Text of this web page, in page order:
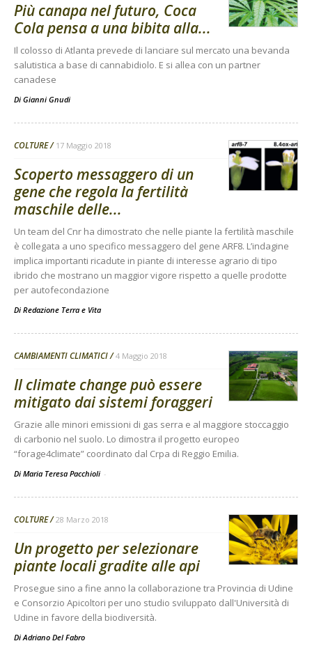
Più canapa nel futuro, Coca
Cola pensa a una bibita alla...
Il colosso di Atlanta prevede di lanciare sul mercato una bevanda
salutistica a base di cannabidiolo. E si allea con un partner
canadese
Di Gianni Gnudi
COLTURE 17 Maggio 2018
Scoperto messaggero di un
gene che regola la fertilità
maschile delle...
Un team del Cnr ha dimostrato che nelle piante la fertilità maschile
è collegata a uno specifico messaggero del gene ARF8. L’indagine
implica importanti ricadute in piante di interesse agrario di tipo
ibrido che mostrano un maggior vigore rispetto a quelle prodotte
per autofecondazione
Di Redazione Terra e Vita
CAMBIAMENTI CLIMATICI 4 Maggio 2018
Il climate change può essere
mitigato dai sistemi foraggeri
Grazie alle minori emissioni di gas serra e al maggiore stoccaggio
di carbonio nel suolo. Lo dimostra il progetto europeo
“forage4climate” coordinato dal Crpa di Reggio Emilia.
Di Maria Teresa Pacchioli -
COLTURE 28 Marzo 2018
Un progetto per selezionare
piante locali gradite alle api
Prosegue sino a fine anno la collaborazione tra Provincia di Udine
e Consorzio Apicoltori per uno studio sviluppato dall'Università di
Udine in favore della biodiversità.
DiAdriano Del Fabro